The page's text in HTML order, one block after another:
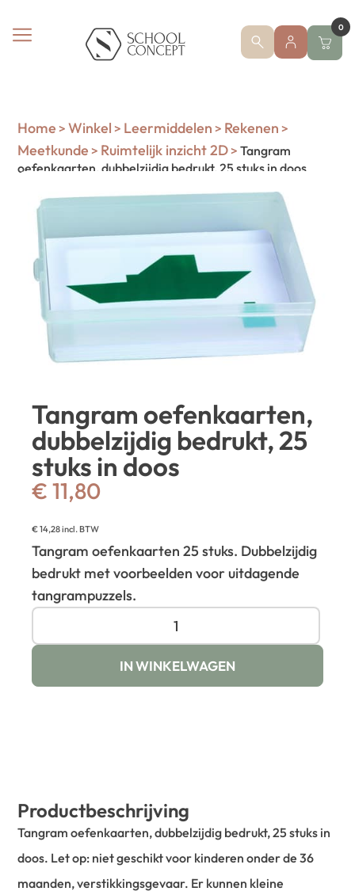
0
Home > Winkel > Leermiddelen > Rekenen >
Meetkunde > Ruimtelijk inzicht 2D> Tangram
oefenkaarten, dubbelzijdig bedrukt, 25 stuks in doos
Tangram oefenkaarten,
dubbelzijdig bedrukt, 25
stuks in doos
€ 11,80
€14,28incl. BTW
Tangram oefenkaarten 25 stuks. Dubbelzijdig
bedrukt met voorbeelden voor uitdagende
tangrampuzzels.
IN WINKELWAGEN
Productbeschrijving
Tangram oefenkaarten, dubbelzijdig bedrukt, 25 stuks in
doos. Let op: niet geschikt voor kinderen onder de 36
maanden, verstikkingsgevaar. Er kunnen kleine